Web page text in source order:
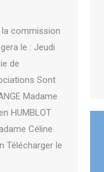
commission
le : Jeudi
de
Sont
Madame
HUMBLOT
Céline
Télécharger le